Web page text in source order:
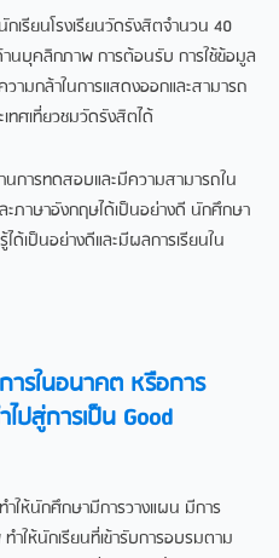
เรียนโรงเรียนวัดรังสิตจำนวน 40
นบุคลิกภาพ การต้อนรับ การใช้ข้อมูล
ามกล้าในการแสดงออกและสามารถ
เทศเที่ยวชมวัดรังสิตได้
รทดสอบและมีความสามารถใน
ะภาษาอังกฤษได้เป็นอย่างดี นักศึกษา
ด้เป็นอย่างดีและมีผลการเรียนใน
ารในอนาคต หรือการ
ปสู่การเป็น Good
นักศึกษามีการวางแผน มีการ
ให้นักเรียนที่เข้ารับการอบรมตาม